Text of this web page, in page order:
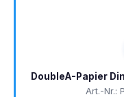
DoubleA-Papier
Art.-Nr.: